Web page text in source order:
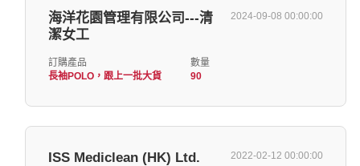
海洋花園管理有限公司---清
潔女工
2024-09-08 00:00:00
訂購產品
長袖POLO，跟上一批大貨
數量
90
ISS Mediclean (HK) Ltd. 2022-02-12 00:00:00